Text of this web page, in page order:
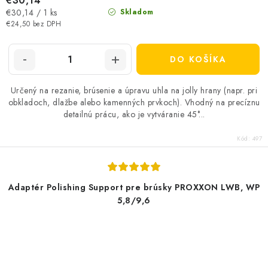
Skladom
€24,50 bez DPH
Jednotková
cena:
€30,14 / 1 ks
DO KOŠÍKA
Určený na rezanie, brúsenie a úpravu uhla na jolly hrany (napr. pri
obkladoch, dlažbe alebo kamenných prvkoch). Vhodný na precíznu
detailnú prácu, ako je vytváranie 45°...
Kód: 497
Adaptér Polishing Support pre brúsky PROXXON LWB, WP
5,8/9,6